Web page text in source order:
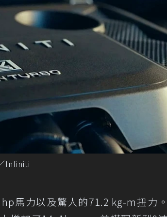
Infiniti
馬力以及驚人的71.2 kg-m扭力